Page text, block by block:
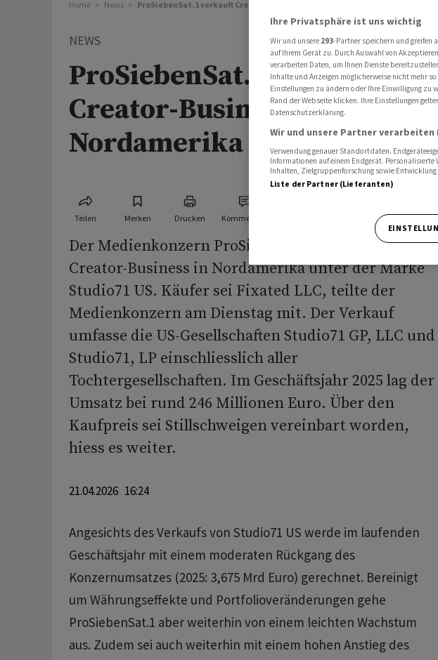
Home News ProSiebenSat.1 verkauft Creator-Business in Nordamerika
NEWS
ProSiebenSat.1 verkauft
Creator-Business in
Nordamerika
Teilen Merken Drucken Kommentare
Der Medienkonzern ProSiebenSat.1 verkauft das
Creator-Business in Nordamerika unter der Marke
Studio71 US. Käufer sei Fixated LLC, teilte der
Medienkonzern am Dienstag mit. Der Verkauf
umfasse die US-Gesellschaften Studio71 GP, LLC und
Studio71, LP einschliesslich aller
Tochtergesellschaften. Im Geschäftsjahr 2025 lag der
Umsatz bei rund 246 Millionen Euro. Über den
Kaufpreis sei Stillschweigen vereinbart worden,
hiess es weiter.
21.04.2026 16:24
Angesichts des Verkaufs von Studio71 US werde im laufenden
Geschäftsjahr mit einem moderaten Rückgang des
Konzernumsatzes (2025: 3,675 Mrd Euro) gerechnet. Bereinigt
um Währungseffekte und Portfolioveränderungen gehe
ProSiebenSat.1 aber weiterhin von einem leichten Wachstum
aus. Zudem sei auch weiterhin mit einem hohen Anstieg des
Ihre Privatsphäre ist uns wichtig
Wir und unsere 293-Partner speichern und greifen
auf Ihrem Gerät zu. Durch Auswahl von
verarbeiten Daten, um Ihnen Dienste
Inhalte und Anzeigen möglicherweise nicht mehr
Einstellungen zu ändern oder Ihre Einwilligung zu
Rand der Webseite klicken. Ihre Einstellungen
Datenschutzerklärung.
Wir und unsere Partner
Verwendung genauer Standortdaten.
Informationen auf einem Endgerät. Personalisierte
Inhalten, Zielgruppenforschung sowie Entwicklung
Liste der Partner (Lieferanten)